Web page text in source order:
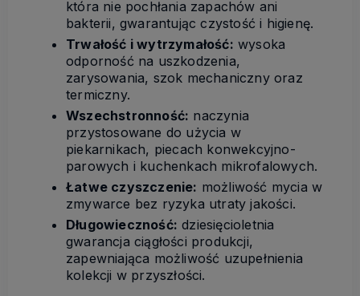
która nie pochłania zapachów ani
bakterii, gwarantując czystość i higienę.
Trwałość i wytrzymałość: wysoka
odporność na uszkodzenia,
zarysowania, szok mechaniczny oraz
termiczny.
Wszechstronność: naczynia
przystosowane do użycia w
piekarnikach, piecach konwekcyjno-
parowych i kuchenkach mikrofalowych.
Łatwe czyszczenie: możliwość mycia w
zmywarce bez ryzyka utraty jakości.
Długowieczność: dziesięcioletnia
gwarancja ciągłości produkcji,
zapewniająca możliwość uzupełnienia
kolekcji w przyszłości.